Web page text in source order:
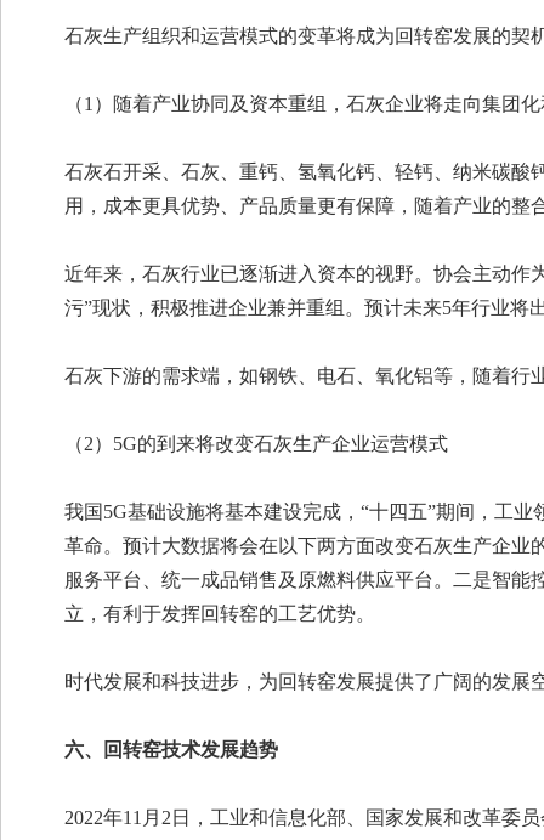
石灰生产组织和运营模式的变革将成为回转窑发展的契
（1）随着产业协同及资本重组，石灰企业将走向集团
石灰石开采、石灰、重钙、氢氧化钙、轻钙、纳米碳
用，成本更具优势、产品质量更有保障，随着产业的
近年来，石灰行业已逐渐进入资本的视野。协会主动
污”现状，积极推进企业兼并重组。预计未来5年行业
石灰下游的需求端，如钢铁、电石、氧化铝等，随着
（2）5G的到来将改变石灰生产企业运营模式
我国5G基础设施将基本建设完成，“十四五”期间，工
革命。预计大数据将会在以下两方面改变石灰生产企
服务平台、统一成品销售及原燃料供应平台。二是智
立，有利于发挥回转窑的工艺优势。
时代发展和科技进步，为回转窑发展提供了广阔的发展
六、回转窑技术发展趋势
2022年11月2日，工业和信息化部、国家发展和改革委